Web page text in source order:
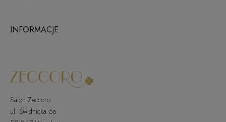
INFORMACJE
Salon Zeccoro
ul. Świdnicka 6a